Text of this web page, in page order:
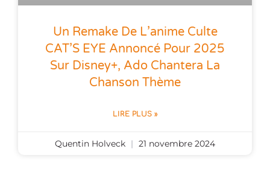
Un Remake De L’anime Culte
CAT’S EYE Annoncé Pour 2025
Sur Disney+, Ado Chantera La
Chanson Thème
LIRE PLUS »
Quentin Holveck 21 novembre 2024